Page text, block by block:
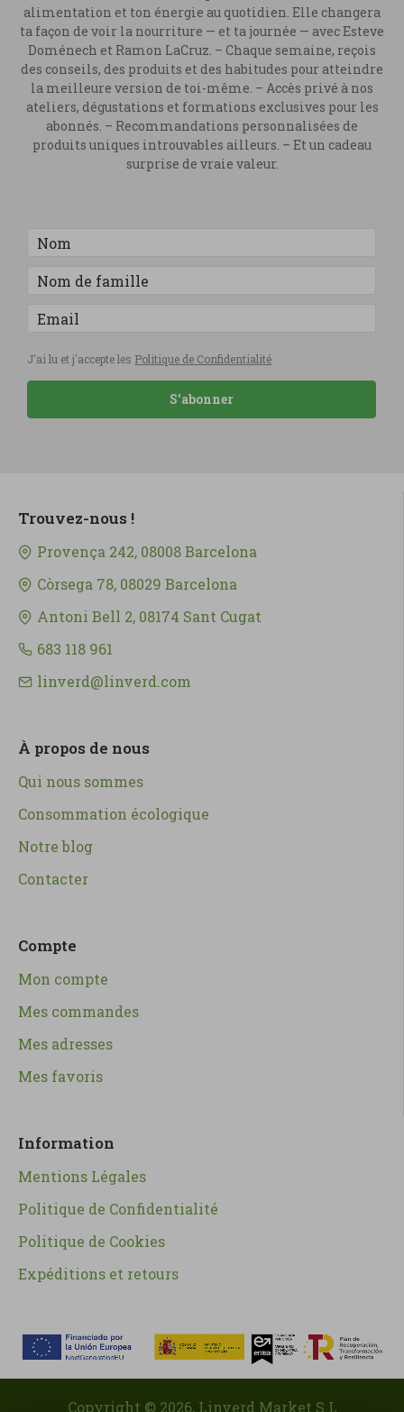
alimentation et ton énergie au quotidien. Elle changera
ta façon de voir la nourriture — et ta journée — avec Esteve
Doménech et Ramon LaCruz. – Chaque semaine, reçois
des conseils, des produits et des habitudes pour atteindre
la meilleure version de toi-même. – Accès privé à nos
ateliers, dégustations et formations exclusives pour les
abonnés. – Recommandations personnalisées de
produits uniques introuvables ailleurs. – Et un cadeau
surprise de vraie valeur.
J'ai lu et j'accepte les Politique de Confidentialité
S'abonner
Trouvez-nous !
Provença 242, 08008 Barcelona
Còrsega 78, 08029 Barcelona
Antoni Bell 2, 08174 Sant Cugat
683 118 961
linverd@linverd.com
À propos de nous
Qui nous sommes
Consommation écologique
Notre blog
Contacter
Compte
Mon compte
Mes commandes
Mes adresses
Mes favoris
Information
Mentions Légales
Politique de Confidentialité
Politique de Cookies
Expéditions et retours
Copyright © 2026, Linverd Market S.L